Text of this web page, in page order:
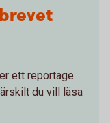
ett reportage
du vill läsa